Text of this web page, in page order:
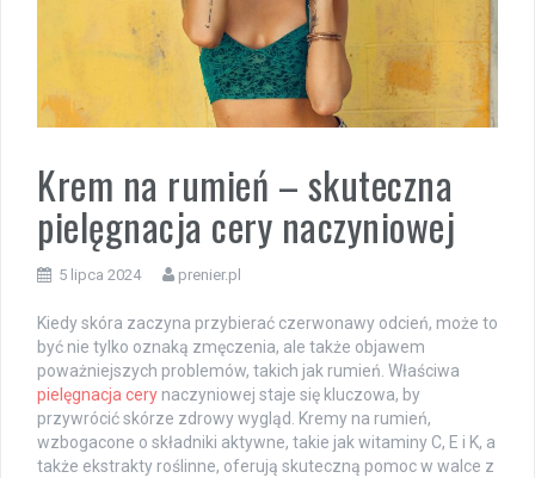
Krem na rumień – skuteczna
pielęgnacja cery naczyniowej
5 lipca 2024 prenier.pl
Kiedy skóra zaczyna przybierać czerwonawy odcień, może to
być nie tylko oznaką zmęczenia, ale także objawem
poważniejszych problemów, takich jak rumień. Właściwa
pielęgnacja cery naczyniowej staje się kluczowa, by
przywrócić skórze zdrowy wygląd. Kremy na rumień,
wzbogacone o składniki aktywne, takie jak witaminy C, E i K, a
także ekstrakty roślinne, oferują skuteczną pomoc w walce z